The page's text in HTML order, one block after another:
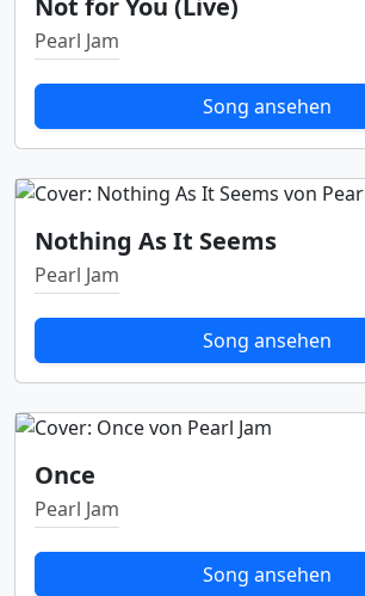
Not for You (Live)
Pearl Jam
Song ansehen
Nothing As It Seems
Pearl Jam
Song ansehen
Once
Pearl Jam
Song ansehen